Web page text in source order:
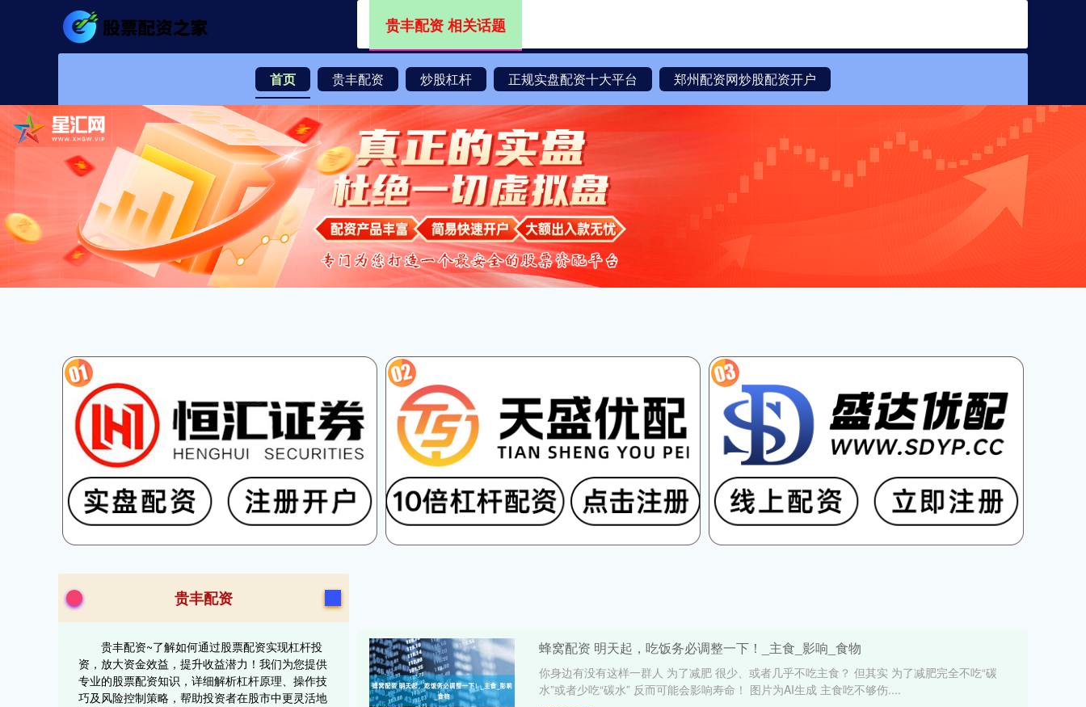
首页 贵丰配资 炒股杠杆 正规实盘配资十大平台 郑州配资网炒股配资开户
贵丰配资 相关话题
蜂窝配资 明天起，吃饭务必调整一下！_主食_影响_食物
你身边有没有这样一群人 为了减肥 很少、或者几乎不吃主食？ 但其实 为了减肥完全不吃“碳
水”或者少吃“碳水” 反而可能会影响寿命！ 图片为AI生成 主食吃不够伤....
贵丰配资
贵丰配资~了解如何通过股票配资实现杠杆投
资，放大资金效益，提升收益潜力！我们为您提供
专业的股票配资知识，详细解析杠杆原理、操作技
巧及风险控制策略，帮助投资者在股市中更灵活地